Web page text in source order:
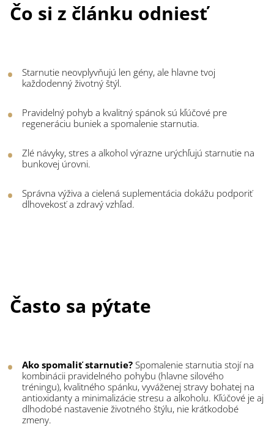
Čo si z článku odniesť
Starnutie neovplyvňujú len gény, ale hlavne tvoj
každodenný životný štýl.
Pravidelný pohyb a kvalitný spánok sú kľúčové pre
regeneráciu buniek a spomalenie starnutia.
Zlé návyky, stres a alkohol výrazne urýchľujú starnutie na
bunkovej úrovni.
Správna výživa a cielená suplementácia dokážu podporiť
dlhovekosť a zdravý vzhľad.
Často sa pýtate
Ako spomaliť starnutie? Spomalenie starnutia stojí na
kombinácii pravidelného pohybu (hlavne silového
tréningu), kvalitného spánku, vyváženej stravy bohatej na
antioxidanty a minimalizácie stresu a alkoholu. Kľúčové je aj
dlhodobé nastavenie životného štýlu, nie krátkodobé
zmeny.